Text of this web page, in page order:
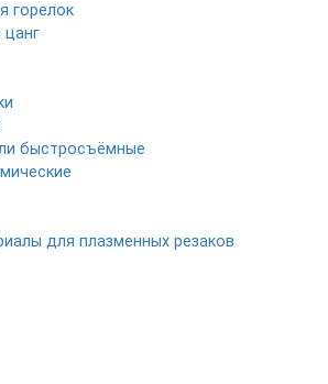
горелок
быстросъёмные
для плазменных резаков